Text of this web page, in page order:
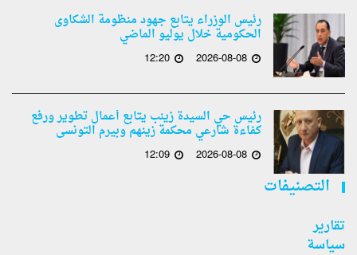
رئيس الوزراء يتابع جهود منظومة الشكاوى
الحكومية خلال يوليو الماضي
2026-08-08
12:20
رئيس حي السيدة زينب يتابع أعمال تطوير ورفع
كفاءة شارعي محكمة زينهم وبيرم التونسى
2026-08-08
12:09
التصنيفات
تقارير
سياسة